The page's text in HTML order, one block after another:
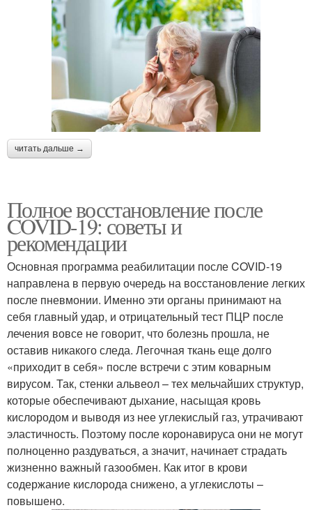
читать дальше →
Полное восстановление после
COVID-19: советы и
рекомендации
Основная программа реабилитации после COVID-19
направлена в первую очередь на восстановление легких
после пневмонии. Именно эти органы принимают на
себя главный удар, и отрицательный тест ПЦР после
лечения вовсе не говорит, что болезнь прошла, не
оставив никакого следа. Легочная ткань еще долго
«приходит в себя» после встречи с этим коварным
вирусом. Так, стенки альвеол – тех мельчайших структур,
которые обеспечивают дыхание, насыщая кровь
кислородом и выводя из нее углекислый газ, утрачивают
эластичность. Поэтому после коронавируса они не могут
полноценно раздуваться, а значит, начинает страдать
жизненно важный газообмен. Как итог в крови
содержание кислорода снижено, а углекислоты –
повышено.